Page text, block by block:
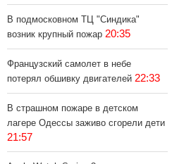
В подмосковном ТЦ "Синдика"
возник крупный пожар 20:35
Французский самолет в небе
потерял обшивку двигателей 22:33
В страшном пожаре в детском
лагере Одессы заживо сгорели дети
21:57